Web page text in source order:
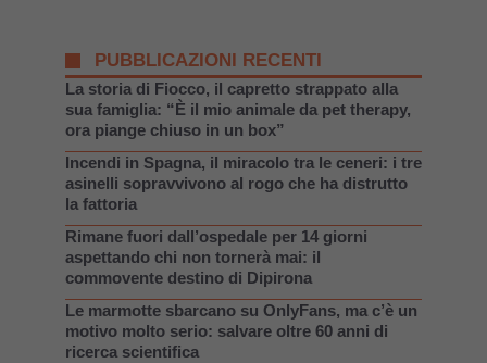
PUBBLICAZIONI RECENTI
La storia di Fiocco, il capretto strappato alla
sua famiglia: “È il mio animale da pet therapy,
ora piange chiuso in un box”
Incendi in Spagna, il miracolo tra le ceneri: i tre
asinelli sopravvivono al rogo che ha distrutto
la fattoria
Rimane fuori dall’ospedale per 14 giorni
aspettando chi non tornerà mai: il
commovente destino di Dipirona
Le marmotte sbarcano su OnlyFans, ma c’è un
motivo molto serio: salvare oltre 60 anni di
ricerca scientifica